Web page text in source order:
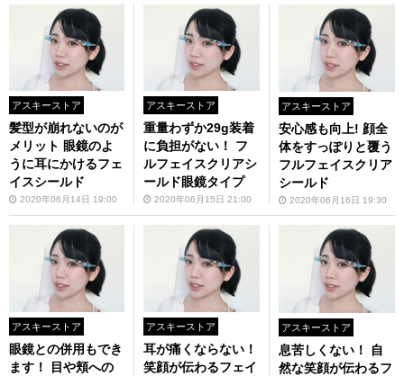
アスキーストア
髪型が崩れないのが
メリット 眼鏡のよ
うに耳にかけるフェ
イスシールド
2020年06月14日 19:00
アスキーストア
重量わずか29g装着
に負担がない！ フ
ルフェイスクリアシ
ールド眼鏡タイプ
2020年06月15日 21:00
アスキーストア
安心感も向上! 顔全
体をすっぽりと覆う
フルフェイスクリア
シールド
2020年06月16日 19:30
アスキーストア
眼鏡との併用もでき
ます！ 目や頬への
アスキーストア
耳が痛くならない！
笑顔が伝わるフェイ
アスキーストア
息苦しくない！ 自
然な笑顔が伝わるフ